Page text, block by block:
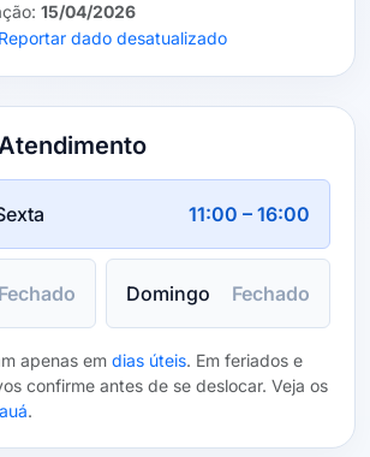
15/04/2026
dado desatualizado
11:00 – 16:00
Fechado Domingo Fechado
apenas em dias úteis. Em feriados e
confirme antes de se deslocar. Veja os
.